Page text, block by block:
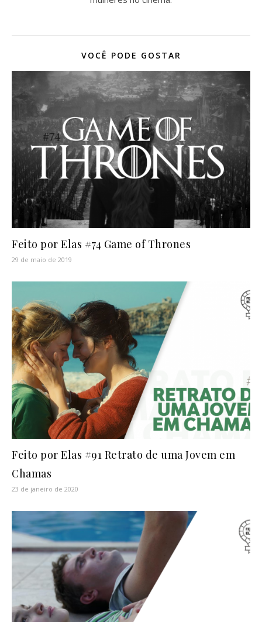
VOCÊ PODE GOSTAR
Feito por Elas #74 Game of Thrones
29 de maio de 2019
Feito por Elas #91 Retrato de uma Jovem em
Chamas
23 de janeiro de 2020